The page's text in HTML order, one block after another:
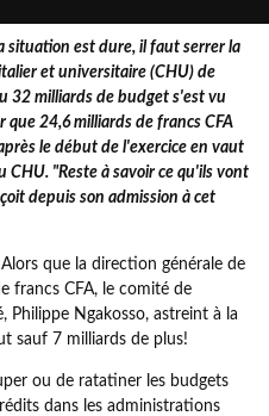
situation est dure, il faut serrer la
et universitaire (CHU) de
32 milliards de budget s'est vu
24,6 milliards de francs CFA
le début de l'exercice en vaut
CHU. "Reste à savoir ce qu'ils vont
depuis son admission à cet
que la direction générale de
francs CFA, le comité de
Ngakosso, astreint à la
sauf 7 milliards de plus!
ou de ratatiner les budgets
dans les administrations